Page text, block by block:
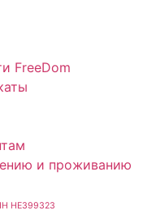
FreeDom
и проживанию
HE399323